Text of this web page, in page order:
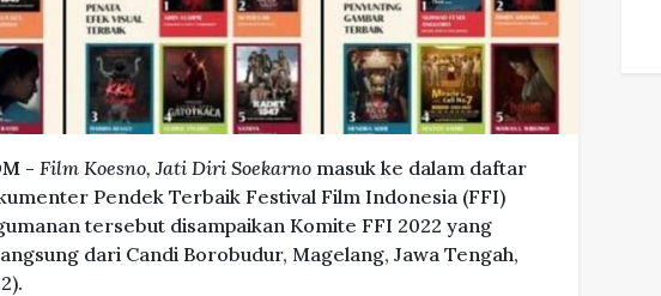
- Film Koesno, Jati Diri Soekarno masuk ke dalam daftar
Pendek Terbaik Festival Film Indonesia (FFI)
tersebut disampaikan Komite FFI 2022 yang
dari Candi Borobudur, Magelang, Jawa Tengah,